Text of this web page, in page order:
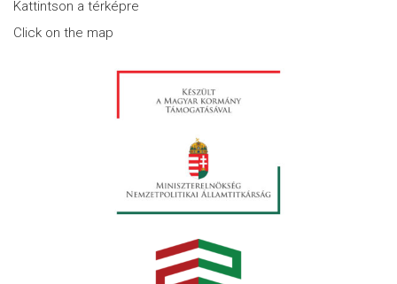
Kattintson a térképre
Click on the map